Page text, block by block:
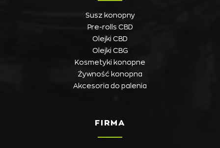
Susz konopny
Pre-rolls CBD
Olejki CBD
Olejki CBG
Kosmetyki konopne
Żywność konopna
Akcesoria do palenia
FIRMA